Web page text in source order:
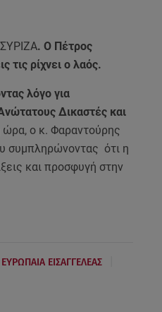
. Ο Πέτρος
τις ρίχνει ο λαός.
λόγο για
Δικαστές και
ώρα, ο κ. Φαραντούρης
συμπληρώνοντας ότι η
και προσφυγή στην
ΕΥΡΩΠΑΙΑ ΕΙΣΑΓΓΕΛΕΑΣ